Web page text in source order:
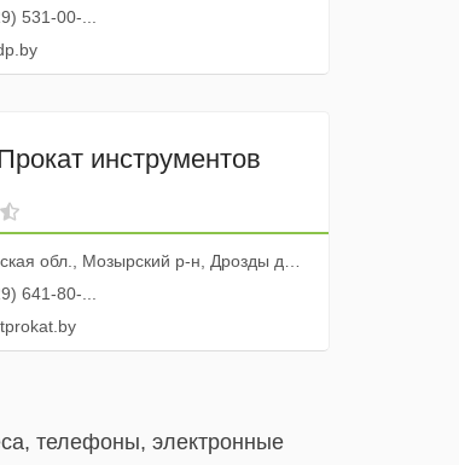
531-00-...
инструментов
обл., Мозырский р-н, Дрозды дер., ул. Чкалова, 9ж
641-80-...
телефоны, электронные